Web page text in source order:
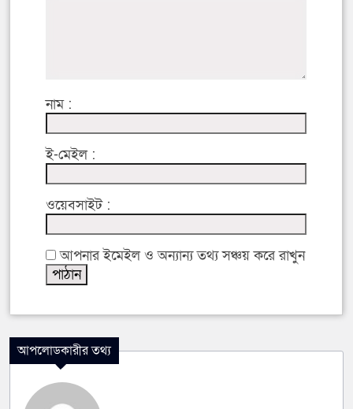
নাম :
ই-মেইল :
ওয়েবসাইট :
আপনার ইমেইল ও অন্যান্য তথ্য সঞ্চয় করে রাখুন
আপলোডকারীর তথ্য